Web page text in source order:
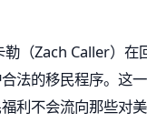
（Zach Caller）在
法的移民程序。这
利不会流向那些对